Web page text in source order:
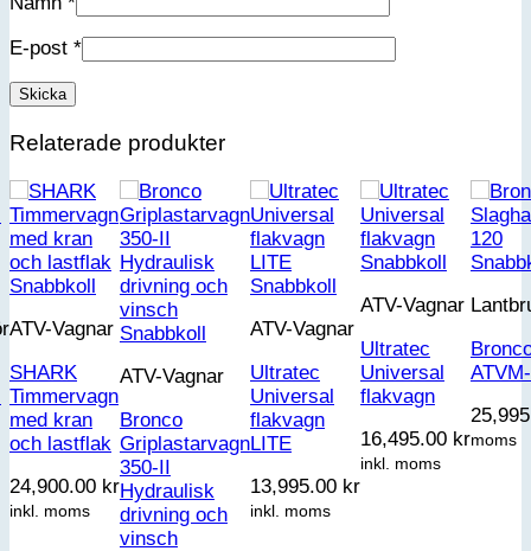
E-post *
Relaterade produkter
Snabbkoll
ATV-Vagnar
SHARK
Timmervagn
med kran
och lastflak
24,900.00 kr
inkl. moms
Snabbkoll
ATV-Vagnar
Bronco
Griplastarvagn
350-II
Hydraulisk
drivning och
vinsch
Snabbkoll
ATV-Vagnar
Ultratec
Universal
flakvagn
LITE
13,995.00 kr
inkl. moms
Snabbkoll
ATV-Vagnar
Ultratec
Universal
flakvagn
16,495.00 kr
inkl. moms
moms